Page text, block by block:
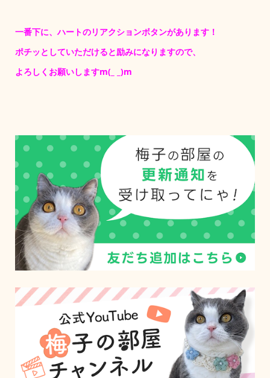
一番下に、ハートのリアクションボタンがあります！
ポチッとしていただけると励みになりますので、
よろしくお願いしますm(_ _)m